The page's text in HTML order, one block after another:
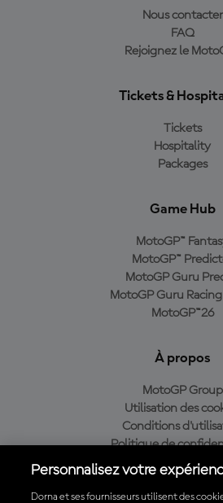
Nous contacter
FAQ
Rejoignez le
Tickets &
Tickets
Hospitality
Packages
Game Hub
MotoGP™
MotoGP™
MotoGP Guru
MotoGP Guru
MotoGP™26
À propos
MotoGP Group
Utilisation des
Conditions
Politique de
Politique d’achat
Personnalisez votre
Dorna et ses fournisseurs utilisent des